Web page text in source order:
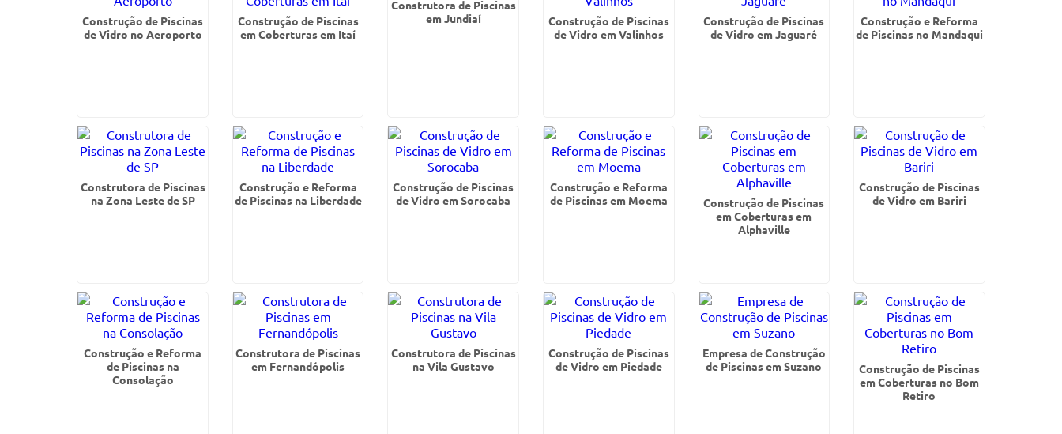
Construção de Piscinas
de Vidro no Aeroporto
Construção de Piscinas
em Coberturas em Itaí
Construtora de Piscinas
em Jundiaí
Construção de Piscinas
de Vidro em Valinhos
Construção de Piscinas
de Vidro em Jaguaré
Construção e Reforma
de Piscinas no Mandaqui
Construtora de Piscinas
na Zona Leste de SP
Construção e Reforma
de Piscinas na Liberdade
Construção de Piscinas
de Vidro em Sorocaba
Construção e Reforma
de Piscinas em Moema
Construção de Piscinas
em Coberturas em
Alphaville
Construção de Piscinas
de Vidro em Bariri
Construção e Reforma
de Piscinas na
Consolação
Construtora de Piscinas
em Fernandópolis
Construtora de Piscinas
na Vila Gustavo
Construção de Piscinas
de Vidro em Piedade
Empresa de Construção
de Piscinas em Suzano
Construção de Piscinas
em Coberturas no Bom
Retiro